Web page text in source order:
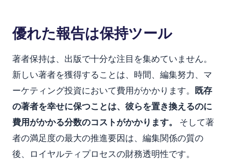
優れた報告は保持ツール
著者保持は、出版で十分な注目を集めていません。
新しい著者を獲得することは、時間、編集努力、マ
ーケティング投資において費用がかかります。 既存
の著者を幸せに保つことは、彼らを置き換えるのに
費用がかかる分数のコストがかかります。
そして著
者の満足度の最大の推進要因は、編集関係の質の
後、ロイヤルティプロセスの財務透明性です。